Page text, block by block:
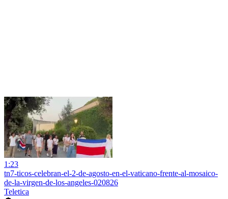
1:23
tn7-ticos-celebran-el-2-de-agosto-en-el-vaticano-frente-al-mosaico-
de-la-virgen-de-los-angeles-020826
Teletica